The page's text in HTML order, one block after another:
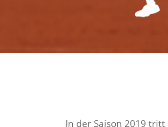
In der Saison 2019